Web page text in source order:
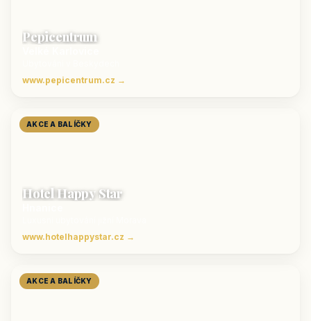
Pepicentrum
www.pepicentrum.cz →
AKCE A BALÍČKY
Hotel Happy Star
www.hotelhappystar.cz →
AKCE A BALÍČKY